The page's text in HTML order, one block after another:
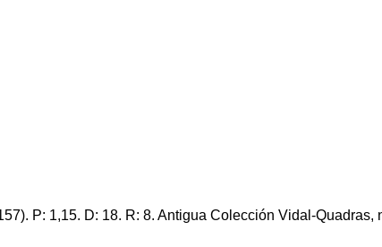
P: 1,15. D: 18. R: 8. Antigua Colección Vidal-Quadras,